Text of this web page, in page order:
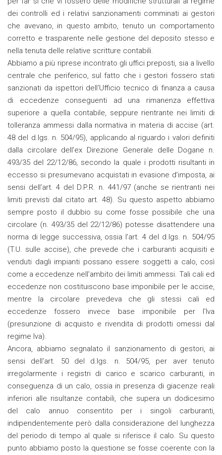
dei controlli ed i relativi sanzionamenti comminati ai gestori
che avevano, in questo ambito, tenuto un comportamento
corretto e trasparente nelle gestione del deposito stesso e
nella tenuta delle relative scritture contabili.
Abbiamo a più riprese incontrato gli uffici preposti, sia a livello
centrale che periferico, sul fatto che i gestori fossero stati
sanzionati da ispettori dell’Ufficio tecnico di finanza a causa
di eccedenze conseguenti ad una rimanenza effettiva
superiore a quella contabile, seppure rientrante nei limiti di
tolleranza ammessi dalla normativa in materia di accise (art.
48 del d.lgs. n. 504/95), applicando al riguardo i valori definiti
dalla circolare dell’ex Direzione Generale delle Dogane n.
493/35 del 22/12/86, secondo la quale i prodotti risultanti in
eccesso si presumevano acquistati in evasione d’imposta, ai
sensi dell’art. 4 del D.P.R. n. 441/97 (anche se rientranti nei
limiti previsti dal citato art. 48). Su questo aspetto abbiamo
sempre posto il dubbio su come fosse possibile che una
circolare (n. 493/35 del 22/12/86) potesse disattendere una
norma di legge successiva, ossia l’art. 4 del d.lgs. n. 504/95
(T.U. sulle accise), che prevede che i carburanti acquisiti e
venduti dagli impianti possano essere soggetti a calo, così
come a eccedenze nell’ambito dei limiti ammessi. Tali cali ed
eccedenze non costituiscono base imponibile per le accise,
mentre la circolare prevedeva che gli stessi cali ed
eccedenze fossero invece base imponibile per l’Iva
(presunzione di acquisto e rivendita di prodotti omessi dal
regime Iva).
Ancora, abbiamo segnalato il sanzionamento di gestori, ai
sensi dell’art. 50 del d.lgs. n. 504/95, per aver tenuto
irregolarmente i registri di carico e scarico carburanti, in
conseguenza di un calo, ossia in presenza di giacenze reali
inferiori alle risultanze contabili, che supera un dodicesimo
del calo annuo consentito per i singoli carburanti,
indipendentemente però dalla considerazione del lunghezza
del periodo di tempo al quale si riferisce il calo. Su questo
punto abbiamo posto la questione se fosse coerente con la